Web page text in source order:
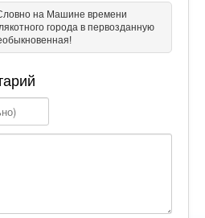
на Машине времени
города в первозданную